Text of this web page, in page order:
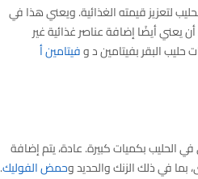
لتعزيز قيمته الغذائية. ويعني هذا في
يعني أيضًا إضافة عناصر غذائية غير
حليب البقر بفيتامين د وفيتامين أ
الحليب بكميات كبيرة. عادة، يتم إضافة
حمض الفوليك.